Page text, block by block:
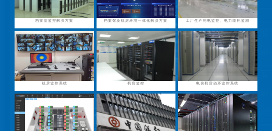
档案室监控解决方案 档案馆及机房环境一体化解决方案 工厂生产用电监控、电力能耗监测
机房监控系统 机房监控 电信机房动环监控系统